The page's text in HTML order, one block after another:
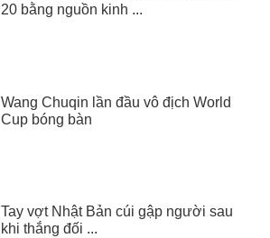
20 bằng nguồn kinh ...
Wang Chuqin lần đầu vô địch World
Cup bóng bàn
Tay vợt Nhật Bản cúi gập người sau
khi thắng đối ...